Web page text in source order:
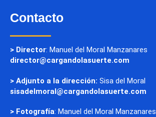
Contacto
> Director: Manuel del Moral Manzanares
director@cargandolasuerte.com
> Adjunto a la dirección: Sisa del Moral
sisadelmoral@cargandolasuerte.com
> Fotografía: Manuel del Moral Manzanares